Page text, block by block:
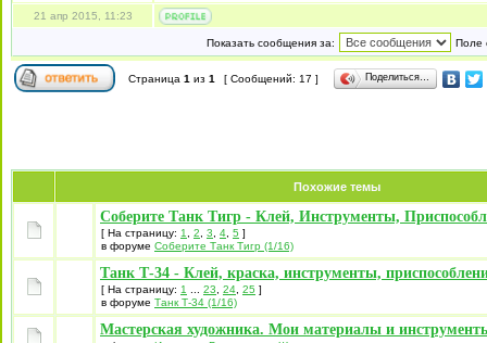
21 апр 2015, 11:23
Показать сообщения за: Поле
Страница 1 из 1 [ Сообщений: 17 ] Поделиться…
Похожие темы
Соберите Танк Тигр - Клей, Инструменты,
[ На страницу: 1 2 3 4 5 ]
в форуме Соберите Танк Тигр (1/16)
Танк Т-34 - Клей, краска, инструменты,
[ На страницу: 1 23 24 25 ]
в форуме Танк Т-34 (1/16)
Мастерская художника. Мои материалы и